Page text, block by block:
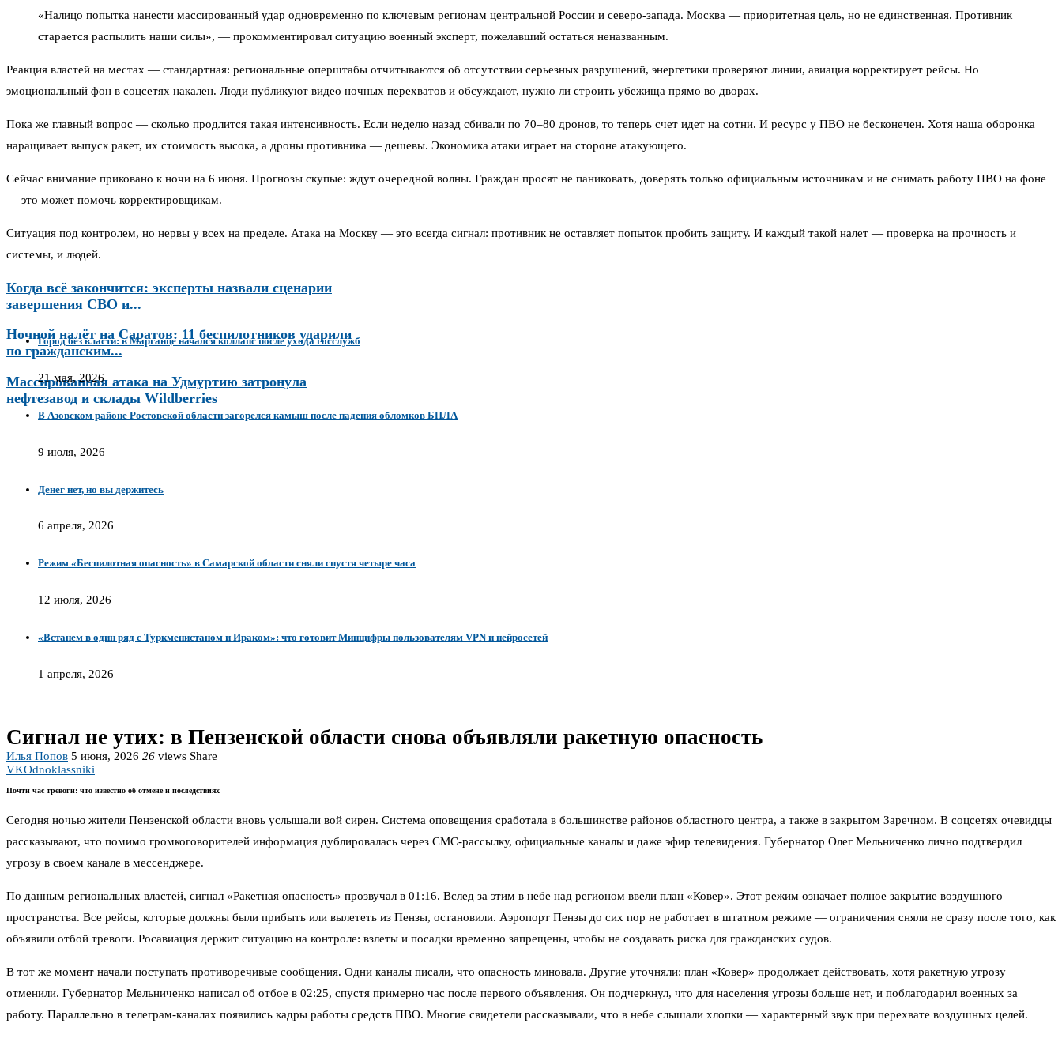
«Налицо попытка нанести массированный удар одновременно по ключевым регионам центральной России и северо-запада. Москва — приоритетная цель, но не единственная. Противник
старается распылить наши силы», — прокомментировал ситуацию военный эксперт, пожелавший остаться неназванным.
Реакция властей на местах — стандартная: региональные оперштабы отчитываются об отсутствии серьезных разрушений, энергетики проверяют линии, авиация корректирует рейсы. Но
эмоциональный фон в соцсетях накален. Люди публикуют видео ночных перехватов и обсуждают, нужно ли строить убежища прямо во дворах.
Пока же главный вопрос — сколько продлится такая интенсивность. Если неделю назад сбивали по 70–80 дронов, то теперь счет идет на сотни. И ресурс у ПВО не бесконечен. Хотя наша оборонка
наращивает выпуск ракет, их стоимость высока, а дроны противника — дешевы. Экономика атаки играет на стороне атакующего.
Сейчас внимание приковано к ночи на 6 июня. Прогнозы скупые: ждут очередной волны. Граждан просят не паниковать, доверять только официальным источникам и не снимать работу ПВО на фоне
— это может помочь корректировщикам.
Ситуация под контролем, но нервы у всех на пределе. Атака на Москву — это всегда сигнал: противник не оставляет попыток пробить защиту. И каждый такой налет — проверка на прочность и
системы, и людей.
Когда всё закончится: эксперты назвали сценарии
завершения СВО и...
Ночной налёт на Саратов: 11 беспилотников ударили
по гражданским...
Массированная атака на Удмуртию затронула
нефтезавод и склады Wildberries
Город без власти: в Марганце начался коллапс после ухода госслужб
21 мая, 2026
В Азовском районе Ростовской области загорелся камыш после падения обломков БПЛА
9 июля, 2026
Денег нет, но вы держитесь
6 апреля, 2026
Режим «Беспилотная опасность» в Самарской области сняли спустя четыре часа
12 июля, 2026
«Встанем в один ряд с Туркменистаном и Ираком»: что готовит Минцифры пользователям VPN и нейросетей
1 апреля, 2026
Сигнал не утих: в Пензенской области снова объявляли ракетную опасность
Илья Попов 5 июня, 2026 26 views Share
VKOdnoklassniki
Почти час тревоги: что известно об отмене и последствиях
Сегодня ночью жители Пензенской области вновь услышали вой сирен. Система оповещения сработала в большинстве районов областного центра, а также в закрытом Заречном. В соцсетях очевидцы
рассказывают, что помимо громкоговорителей информация дублировалась через СМС-рассылку, официальные каналы и даже эфир телевидения. Губернатор Олег Мельниченко лично подтвердил
угрозу в своем канале в мессенджере.
По данным региональных властей, сигнал «Ракетная опасность» прозвучал в 01:16. Вслед за этим в небе над регионом ввели план «Ковер». Этот режим означает полное закрытие воздушного
пространства. Все рейсы, которые должны были прибыть или вылететь из Пензы, остановили. Аэропорт Пензы до сих пор не работает в штатном режиме — ограничения сняли не сразу после того, как
объявили отбой тревоги. Росавиация держит ситуацию на контроле: взлеты и посадки временно запрещены, чтобы не создавать риска для гражданских судов.
В тот же момент начали поступать противоречивые сообщения. Одни каналы писали, что опасность миновала. Другие уточняли: план «Ковер» продолжает действовать, хотя ракетную угрозу
отменили. Губернатор Мельниченко написал об отбое в 02:25, спустя примерно час после первого объявления. Он подчеркнул, что для населения угрозы больше нет, и поблагодарил военных за
работу. Параллельно в телеграм-каналах появились кадры работы средств ПВО. Многие свидетели рассказывали, что в небе слышали хлопки — характерный звук при перехвате воздушных целей.